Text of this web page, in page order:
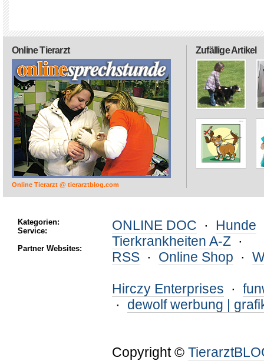
Zufällige Artikel
Online Tierarzt
Online Tierarzt @ tierarztblog.com
Kategorien:
Service:
Partner Websites:
ONLINE DOC · Hunde
Tierkrankheiten A-Z ·
RSS · Online Shop ·
Hirczy Enterprises ·
· dewolf werbung |
Copyright ©